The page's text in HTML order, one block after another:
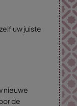
uw juiste
nieuwe
de